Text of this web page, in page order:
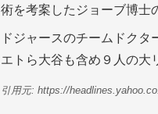
術を考案したジョーブ博士
ドジャースのチームドク
エトら大谷も含め９人の大
引用元: https://